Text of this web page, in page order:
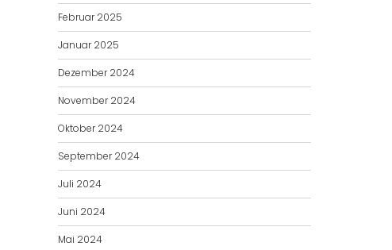
Februar 2025
Januar 2025
Dezember 2024
November 2024
Oktober 2024
September 2024
Juli 2024
Juni 2024
Mai 2024